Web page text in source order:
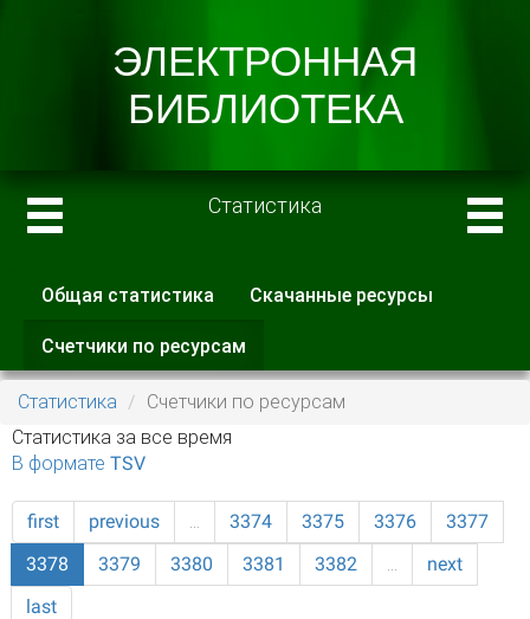
Статистика
Главные вкладки
Общая статистика Скачанные ресурсы
Счетчики по ресурсам
вкладка)
Статистика
Счетчики по ресурсам
Статистика за все время
В формате TSV
first previous … 3374 3375 3376
3377
3378
3379 3380 3381 3382 …
next
last